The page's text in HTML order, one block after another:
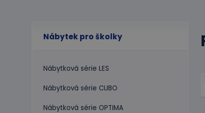
Nábytek pro školky
Nábytková série LES
Nábytková série CUBO
Nábytková série OPTIMA